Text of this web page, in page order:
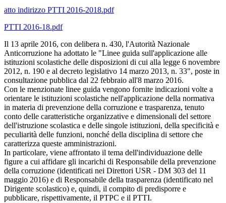
atto indirizzo PTTI 2016-2018.pdf
PTTI 2016-18.pdf
Il 13 aprile 2016, con delibera n. 430, l'Autorità Nazionale
Anticorruzione ha adottato le "Linee guida sull'applicazione alle
istituzioni scolastiche delle disposizioni di cui alla legge 6 novembre
2012, n. 190 e al decreto legislativo 14 marzo 2013, n. 33", poste in
consultazione pubblica dal 22 febbraio all'8 marzo 2016.
Con le menzionate linee guida vengono fornite indicazioni volte a
orientare le istituzioni scolastiche nell'applicazione della normativa
in materia di prevenzione della corruzione e trasparenza, tenuto
conto delle caratteristiche organizzative e dimensionali del settore
dell'istruzione scolastica e delle singole istituzioni, della specificità e
peculiarità delle funzioni, nonché della disciplina di settore che
caratterizza queste amministrazioni.
In particolare, viene affrontato il tema dell'individuazione delle
figure a cui affidare gli incarichi di Responsabile della prevenzione
della corruzione (identificati nei Direttori USR - DM 303 del 11
maggio 2016) e di Responsabile della trasparenza (identificato nel
Dirigente scolastico) e, quindi, il compito di predisporre e
pubblicare, rispettivamente, il PTPC e il PTTI.